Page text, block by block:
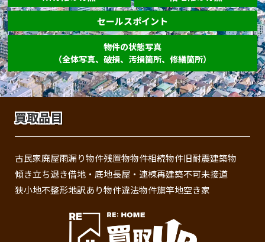
セールスポイント
物件の状態写真
（全体写真、破損、汚損箇所、修繕箇所）
買取品目
古民家廃屋雨漏り物件残置物物件相続物件旧耐震建築物
傾き立ち退き借地・底地長屋・連棟再建築不可未接道
狭小地不整形地訳あり物件違法物件旗竿地空き家